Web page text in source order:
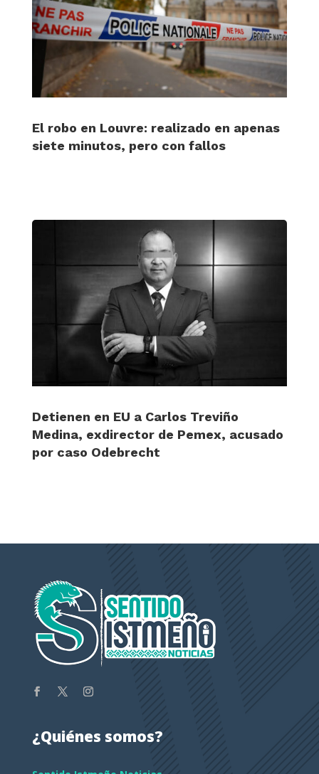
El robo en Louvre: realizado en apenas
siete minutos, pero con fallos
Detienen en EU a Carlos Treviño
Medina, exdirector de Pemex, acusado
por caso Odebrecht
¿Quiénes somos?